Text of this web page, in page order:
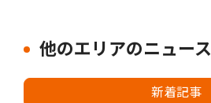
他のエリアのニュース
新着記事